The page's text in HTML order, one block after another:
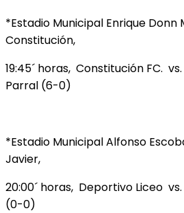
*Estadio Municipal Enrique Donn
Constitución,
19:45´ horas, Constitución FC.
Parral (6-0)
*Estadio Municipal Alfonso
Javier,
20:00´ horas, Deportivo Liceo
(0-0)